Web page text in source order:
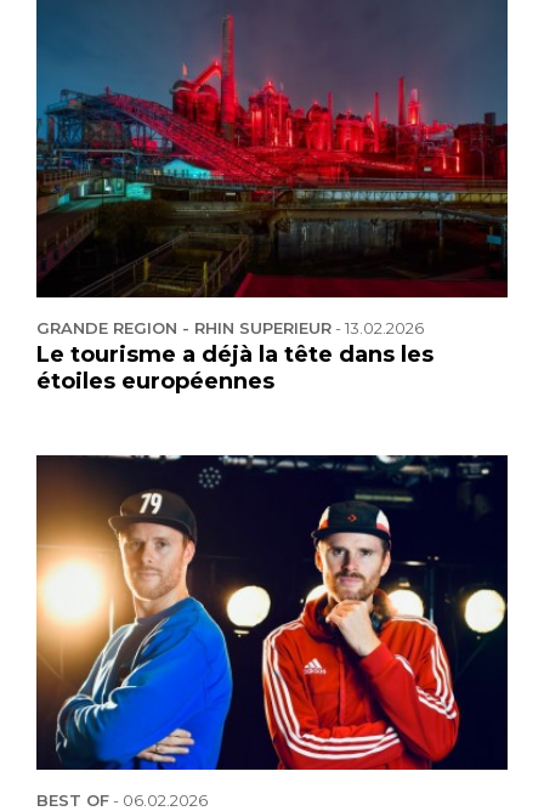
GRANDE REGION - RHIN SUPERIEUR-13.02.2026
Le tourisme a déjà la tête dans les
étoiles européennes
BEST OF- 06.02.2026